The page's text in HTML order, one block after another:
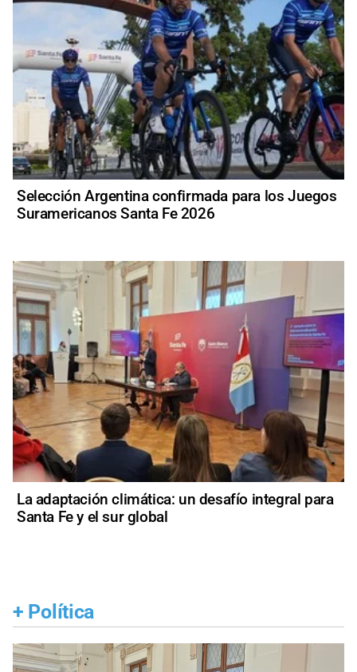
Selección Argentina confirmada para los Juegos
Suramericanos Santa Fe 2026
La adaptación climática: un desafío integral para
Santa Fe y el sur global
+ Política